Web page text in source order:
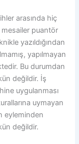
arasında hiç
puantör
yazıldığından
yapılmayan
Bu durumdan
değildir. İş
uygulanması
uymayan
eyleminden
değildir.